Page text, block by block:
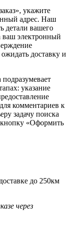
укажите
адрес. Наш
детали вашего
ваш электронный
доставку и
указание
комментариев к
задачу поиска
кнопку «Оформить
до 250км
через